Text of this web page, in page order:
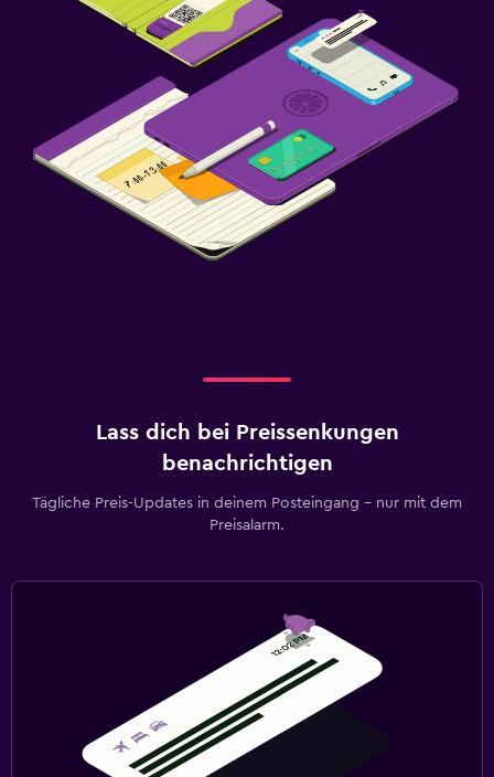
Lass dich bei Preissenkungen
benachrichtigen
Tägliche Preis-Updates in deinem Posteingang – nur mit dem
Preisalarm.